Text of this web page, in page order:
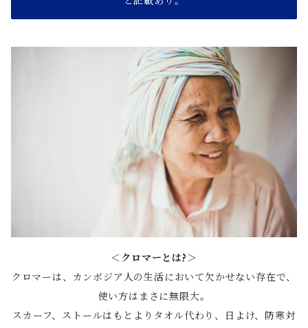
＜クロマーとは?＞
クロマーは、カンボジア人の生活において欠かせない存在で、
使い方はまさに無限大。
スカーフ、ストールはもとよりタオル代わり、日よけ、防寒対